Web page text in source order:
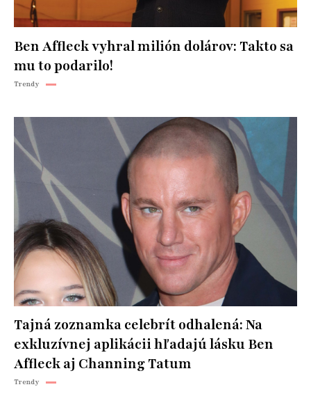
Ben Affleck vyhral milión dolárov: Takto sa
mu to podarilo!
Trendy
Tajná zoznamka celebrít odhalená: Na
exkluzívnej aplikácii hľadajú lásku Ben
Affleck aj Channing Tatum
Trendy